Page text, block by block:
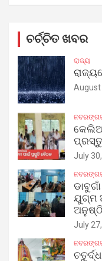
ଚର୍ଚ୍ଚିତ ଖବର
ରାଜ୍ୟ
August
July
ଯୁଗ୍ମ
July